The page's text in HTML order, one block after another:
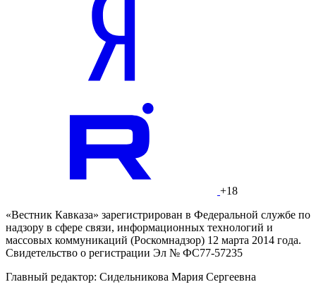
+18
«Вестник Кавказа» зарегистрирован в Федеральной службе по
надзору в сфере связи, информационных технологий и
массовых коммуникаций (Роскомнадзор) 12 марта 2014 года.
Свидетельство о регистрации Эл № ФС77-57235
Главный редактор: Сидельникова Мария Сергеевна